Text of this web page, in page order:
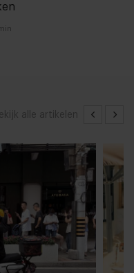
alle artikelen